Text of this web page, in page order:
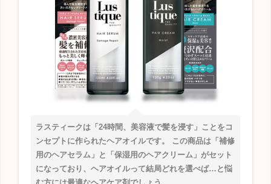
ラスティークは「24時間、美容液で髪を浸す」ことをコ
ンセプトに作られたヘアオイルです。 この商品は「補修
用のヘアセラム」と「保湿用のヘアクリーム」がセット
になっており、ヘアオイルって結局どれを選べば…と悩